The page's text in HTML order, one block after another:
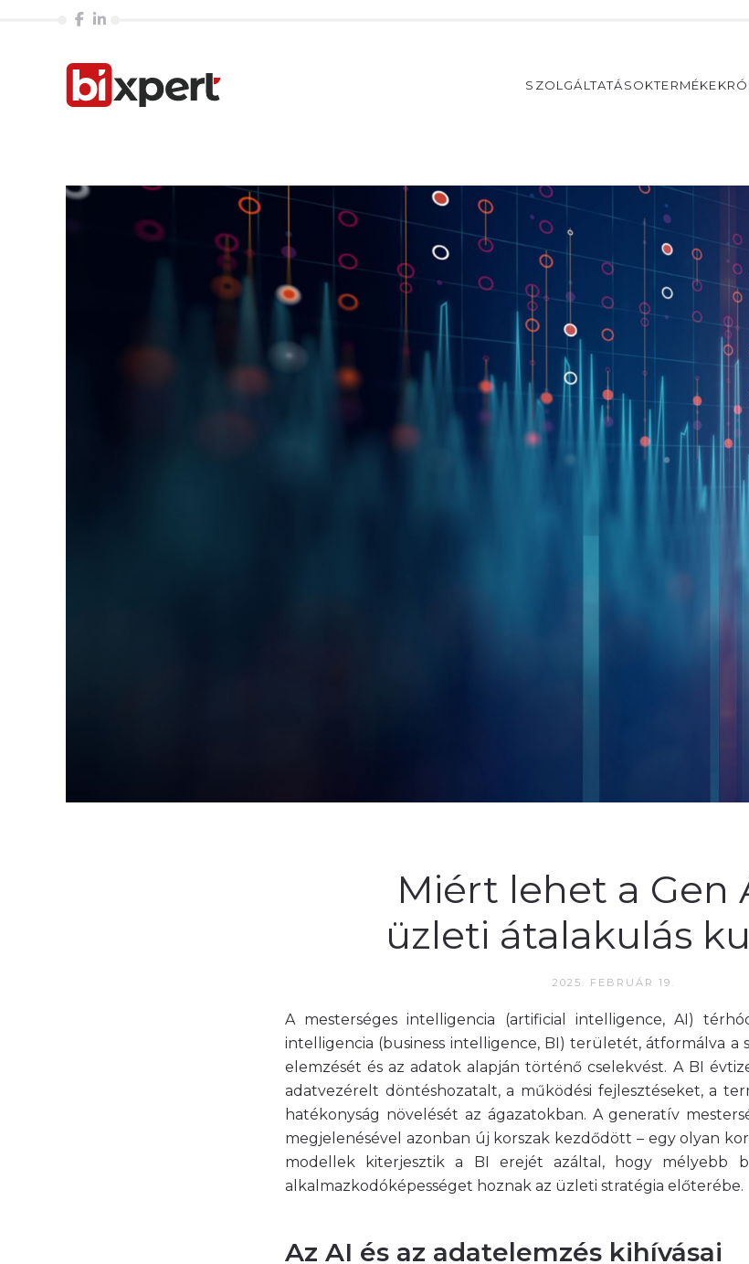
SZOLGÁLTATÁSOKTERMÉKEK
Miért lehet a Gen
üzleti átalakulás
2025. FEBRUÁR 19.
A mesterséges intelligencia (artificial intelligence, AI)
intelligencia (business intelligence, BI) területét, átformálva a
elemzését és az adatok alapján történő cselekvést. A BI
adatvezérelt döntéshozatalt, a működési fejlesztéseket, a
hatékonyság növelését az ágazatokban. A generatív
megjelenésével azonban új korszak kezdődött – egy olyan
modellek kiterjesztik a BI erejét azáltal, hogy mélyebb
alkalmazkodóképességet hoznak az üzleti stratégia előterébe.
Az AI és az adatelemzés kihívásai